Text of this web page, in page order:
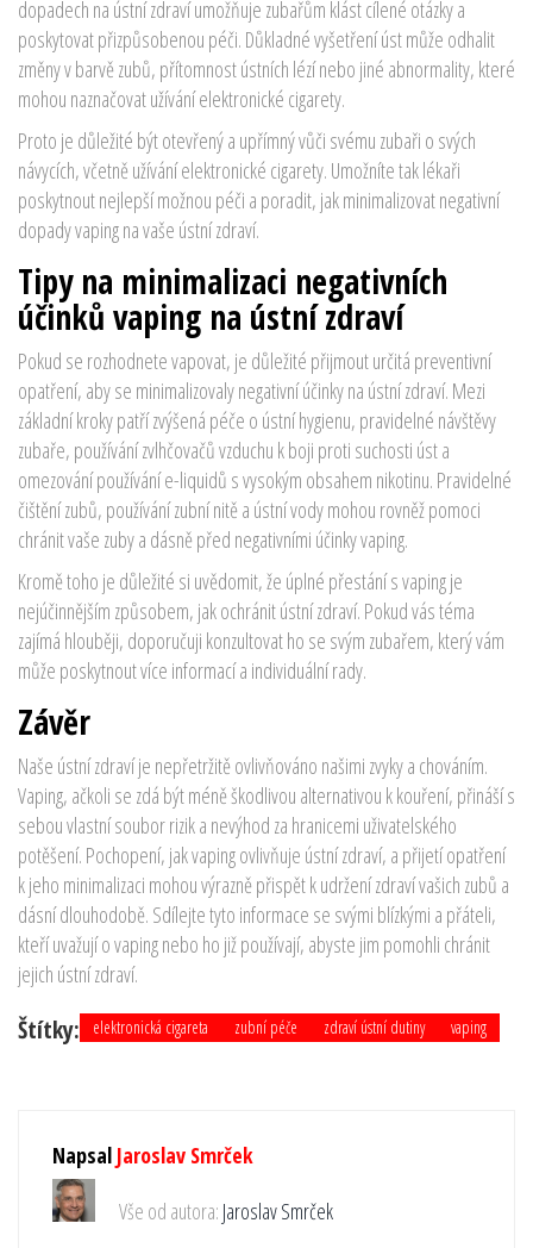
dopadech na ústní zdraví umožňuje zubařům klást cílené otázky a
poskytovat přizpůsobenou péči. Důkladné vyšetření úst může odhalit
změny v barvě zubů, přítomnost ústních lézí nebo jiné abnormality, které
mohou naznačovat užívání elektronické cigarety.
Proto je důležité být otevřený a upřímný vůči svému zubaři o svých
návycích, včetně užívání elektronické cigarety. Umožníte tak lékaři
poskytnout nejlepší možnou péči a poradit, jak minimalizovat negativní
dopady vaping na vaše ústní zdraví.
Tipy na minimalizaci negativních
účinků vaping na ústní zdraví
Pokud se rozhodnete vapovat, je důležité přijmout určitá preventivní
opatření, aby se minimalizovaly negativní účinky na ústní zdraví. Mezi
základní kroky patří zvýšená péče o ústní hygienu, pravidelné návštěvy
zubaře, používání zvlhčovačů vzduchu k boji proti suchosti úst a
omezování používání e-liquidů s vysokým obsahem nikotinu. Pravidelné
čištění zubů, používání zubní nitě a ústní vody mohou rovněž pomoci
chránit vaše zuby a dásně před negativními účinky vaping.
Kromě toho je důležité si uvědomit, že úplné přestání s vaping je
nejúčinnějším způsobem, jak ochránit ústní zdraví. Pokud vás téma
zajímá hlouběji, doporučuji konzultovat ho se svým zubařem, který vám
může poskytnout více informací a individuální rady.
Závěr
Naše ústní zdraví je nepřetržitě ovlivňováno našimi zvyky a chováním.
Vaping, ačkoli se zdá být méně škodlivou alternativou k kouření, přináší s
sebou vlastní soubor rizik a nevýhod za hranicemi uživatelského
potěšení. Pochopení, jak vaping ovlivňuje ústní zdraví, a přijetí opatření
k jeho minimalizaci mohou výrazně přispět k udržení zdraví vašich zubů a
dásní dlouhodobě. Sdílejte tyto informace se svými blízkými a přáteli,
kteří uvažují o vaping nebo ho již používají, abyste jim pomohli chránit
jejich ústní zdraví.
Štítky: elektronická cigareta zubní péče zdraví ústní dutiny vaping
Napsal Jaroslav Smrček
Vše od autora: Jaroslav Smrček